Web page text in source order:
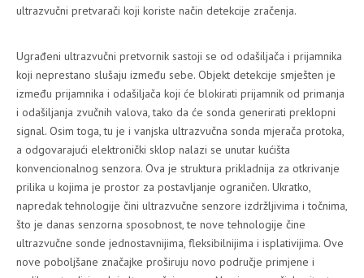
ultrazvučni pretvarači koji koriste način detekcije zračenja.
Ugrađeni ultrazvučni pretvornik sastoji se od odašiljača i prijamnika
koji neprestano slušaju između sebe. Objekt detekcije smješten je
između prijamnika i odašiljača koji će blokirati prijamnik od primanja
i odašiljanja zvučnih valova, tako da će sonda generirati preklopni
signal. Osim toga, tu je i vanjska ultrazvučna sonda mjerača protoka,
a odgovarajući elektronički sklop nalazi se unutar kućišta
konvencionalnog senzora. Ova je struktura prikladnija za otkrivanje
prilika u kojima je prostor za postavljanje ograničen. Ukratko,
napredak tehnologije čini ultrazvučne senzore izdržljivima i točnima,
što je danas senzorna sposobnost, te nove tehnologije čine
ultrazvučne sonde jednostavnijima, fleksibilnijima i isplativijima. Ove
nove poboljšane značajke proširuju novo područje primjene i